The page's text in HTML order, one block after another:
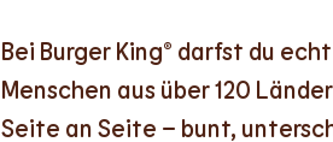
Bei Burger King® darfst du
Menschen aus über 120
Seite an Seite – bunt,